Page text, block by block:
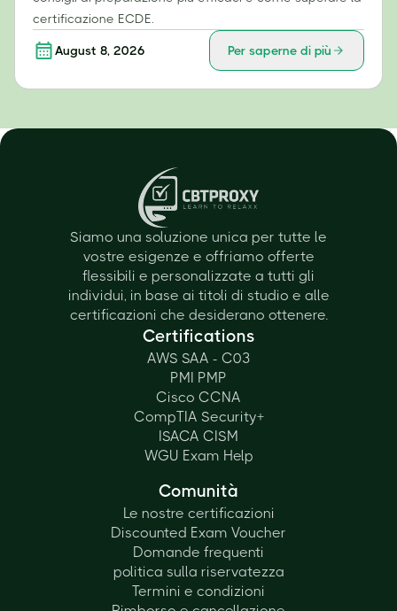
certificazione ECDE.
August 8, 2026 Per saperne di più
Siamo una soluzione unica per tutte le
vostre esigenze e offriamo offerte
flessibili e personalizzate a tutti gli
individui, in base ai titoli di studio e alle
certificazioni che desiderano ottenere.
Certifications
AWS SAA - C03
PMI PMP
Cisco CCNA
CompTIA Security+
ISACA CISM
WGU Exam Help
Comunità
Le nostre certificazioni
Discounted Exam Voucher
Domande frequenti
politica sulla riservatezza
Termini e condizioni